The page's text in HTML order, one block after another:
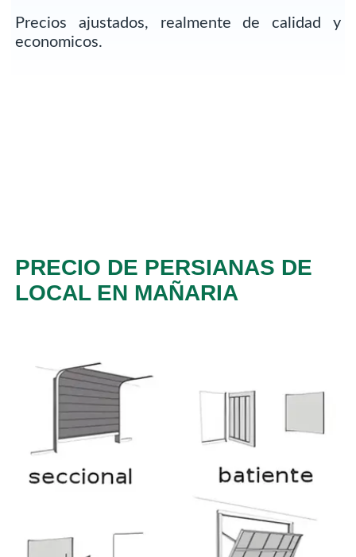
Precios ajustados, realmente de calidad y
economicos.
PRECIO DE PERSIANAS DE
LOCAL EN MAÑARIA